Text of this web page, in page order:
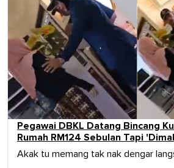
Pegawai DBKL Datang Bincang
Rumah RM124 Sebulan Tapi
Akak tu memang tak nak dengar